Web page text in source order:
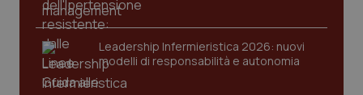
Leadership Infermieristica 2026: nuovi
modelli di responsabilità e autonomia